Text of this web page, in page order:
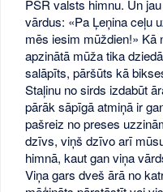
PSR valsts himnu. Un
vārdus: «Pa Ļeņina ceļu
mēs iesim mūždien!» Kā
apzinātā mūža tika
salāpīts, pāršūts kā
Staļinu no sirds izdabūt
pārāk sāpīgā atmiņā ir
pašreiz no preses
dzīvs, viņš dzīvo arī
himnā, kaut gan viņa
Viņa gars dveš ārā no